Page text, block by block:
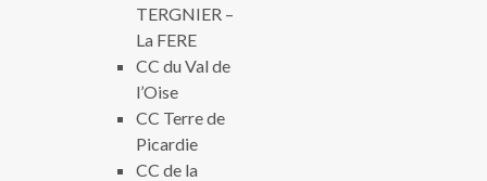
TERGNIER –
La FERE
CC du Val de
l’Oise
CC Terre de
Picardie
CC de la